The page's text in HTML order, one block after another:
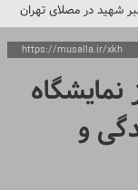
شهید در مصلای تهران
هفته نماز جمعه تهران
تهران از سوی رهبر
انقلاب اسلامی ایران
و